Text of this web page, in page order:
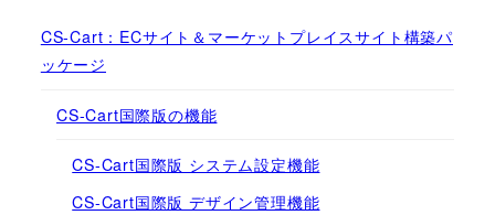
CS-Cart：ECサイト＆マーケットプレイスサイト構築パ
ッケージ
CS-Cart国際版の機能
CS-Cart国際版 システム設定機能
CS-Cart国際版 デザイン管理機能